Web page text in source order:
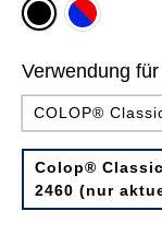
schwarzblau/rot
Verwendung
COLOP®
Colop®
2460 (nur